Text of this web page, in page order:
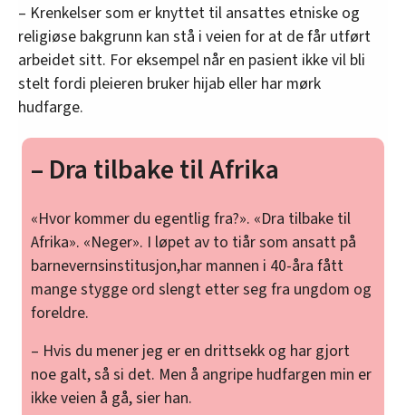
– Krenkelser som er knyttet til ansattes etniske og
religiøse bakgrunn kan stå i veien for at de får utført
arbeidet sitt. For eksempel når en pasient ikke vil bli
stelt fordi pleieren bruker hijab eller har mørk
hudfarge.
– Dra tilbake til Afrika
«Hvor kommer du egentlig fra?». «Dra tilbake til
Afrika». «Neger». I løpet av to tiår som ansatt på
barnevernsinstitusjon,har mannen i 40-åra fått
mange stygge ord slengt etter seg fra ungdom og
foreldre.
– Hvis du mener jeg er en drittsekk og har gjort
noe galt, så si det. Men å angripe hudfargen min er
ikke veien å gå, sier han.